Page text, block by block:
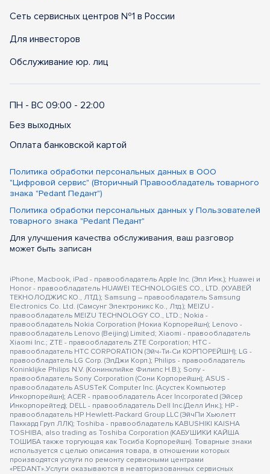
Сеть сервисных центров №1 в России
Для инвесторов
Обслуживание юр. лиц
ПН - ВС 09:00 - 22:00
Без выходных
Оплата банковской картой
Политика обработки персональных данных в ООО
"Цифровой сервис" (Вторичный Правообладатель товарного
знака "Pedant Педант")
Политика обработки персональных данных у Пользователей
товарного знака "Pedant Педант"
Для улучшения качества обслуживания, ваш разговор
может быть записан
iPhone, Macbook, iPad - правообладатель Apple Inc. (Эпл Инк.); Huawei и
Honor - правообладатель HUAWEI TECHNOLOGIES CO., LTD. (ХУАВЕЙ
ТЕКНОЛОДЖИС КО., ЛТД.); Samsung – правообладатель Samsung
Electronics Co. Ltd. (Самсунг Электроникс Ко., Лтд.); MEIZU -
правообладатель MEIZU TECHNOLOGY CO., LTD.; Nokia -
правообладатель Nokia Corporation (Нокиа Корпорейшн); Lenovo -
правообладатель Lenovo (Beijing) Limited; Xiaomi - правообладатель
Xiaomi Inc.; ZTE - правообладатель ZTE Corporation; HTC -
правообладатель HTC CORPORATION (Эйч-Ти-Си КОРПОРЕЙШН); LG -
правообладатель LG Corp. (ЭлДжи Корп.); Philips - правообладатель
Koninklijke Philips N.V. (Конинклийке Филипс Н.В.); Sony -
правообладатель Sony Corporation (Сони Корпорейшн); ASUS -
правообладатель ASUSTeK Computer Inc. (Асустек Компьютер
Инкорпорейшн); ACER - правообладатель Acer Incorporated (Эйсер
Инкорпорейтед); DELL - правообладатель Dell Inc.(Делл Инк.); HP -
правообладатель HP Hewlett-Packard Group LLC (ЭйчПи Хьюлетт
Паккард Груп ЛЛК); Toshiba - правообладатель KABUSHIKI KAISHA
TOSHIBA, also trading as Toshiba Corporation (КАБУШИКИ КАЙША
ТОШИБА также торгующая как Тосиба Корпорейшн). Товарные знаки
используется с целью описания товара, в отношении которых
производятся услуги по ремонту сервисными центрами
«PEDANT».Услуги оказываются в неавторизованных сервисных